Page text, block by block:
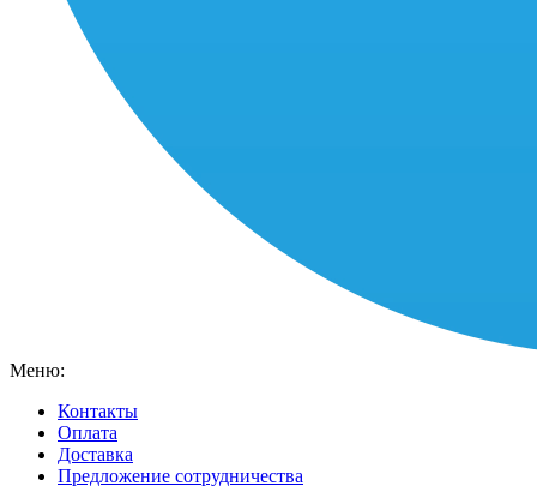
Меню:
Контакты
Оплата
Доставка
Предложение сотрудничества